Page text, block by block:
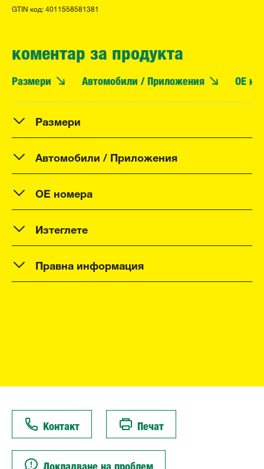
GTIN код: 4011558581381
коментар за продукта
Размери Автомобили / Приложения OE
Размери
Автомобили / Приложения
OE номера
Изтеглете
Правна информация
Контакт Печат
Докладване на проблем